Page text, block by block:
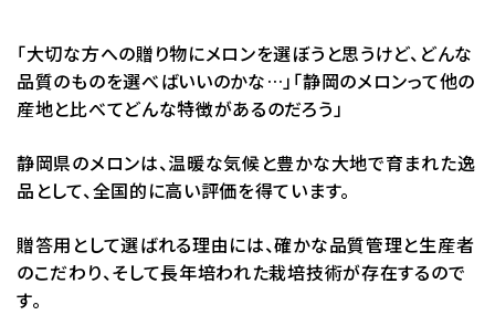
「大切な方への贈り物にメロンを選ぼうと思うけど、どんな
品質のものを選べばいいのかな…」「静岡のメロンって他の
産地と比べてどんな特徴があるのだろう」
静岡県のメロンは、温暖な気候と豊かな大地で育まれた逸
品として、全国的に高い評価を得ています。
贈答用として選ばれる理由には、確かな品質管理と生産者
のこだわり、そして長年培われた栽培技術が存在するので
す。